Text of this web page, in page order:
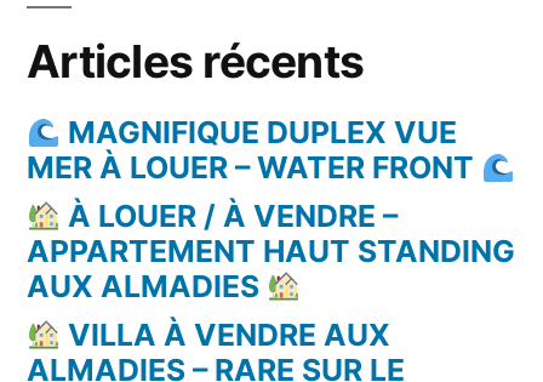
Articles récents
MAGNIFIQUE DUPLEX VUE
MER À LOUER – WATER FRONT
À LOUER / À VENDRE –
APPARTEMENT HAUT STANDING
AUX ALMADIES
VILLA À VENDRE AUX
ALMADIES – RARE SUR LE